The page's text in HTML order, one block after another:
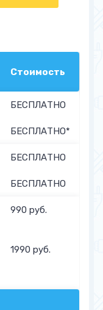
Стоимость
БЕСПЛАТНО
БЕСПЛАТНО*
БЕСПЛАТНО
БЕСПЛАТНО
990 руб.
1990 руб.